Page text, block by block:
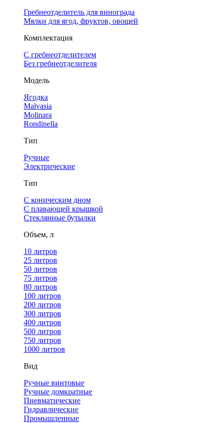
Гребнеотделитель для винограда
Мялки для ягод, фруктов, овощей
Комплектация
С гребнеотделителем
Без гребнеотделителя
Модель
Ягодка
Malvasia
Molinara
Rondinella
Тип
Ручные
Электрические
Тип
С коническим дном
С плавающей крышкой
Стеклянные бутылки
Объем, л
10 литров
25 литров
50 литров
75 литров
80 литров
100 литров
200 литров
300 литров
400 литров
500 литров
750 литров
1000 литров
Вид
Ручные винтовые
Ручные домкратные
Пневматические
Гидравлические
Промышленные